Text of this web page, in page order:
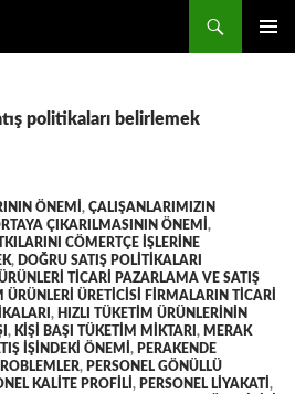
politikaları belirlemek
ÖNEMI , ÇALIŞANLARIMIZIN
ÇIKARILMASININ ÖNEMI ,
CÖMERTÇE IŞLERINE
, DOĞRU SATIŞ POLITIKALARI
TICARI PAZARLAMA VE SATIŞ
ÜRÜNLERI ÜRETICISI FIRMALARIN TICARI
, HIZLI TÜKETIM ÜRÜNLERININ
, KIŞI BAŞI TÜKETIM MIKTARI , MERAK
IŞINDEKI ÖNEMI , PERAKENDE
, PERSONEL GÖNÜLLÜ
KALITE PROFILI , PERSONEL LIYAKATI ,